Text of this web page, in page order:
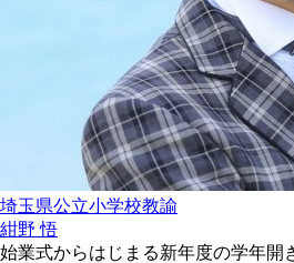
埼玉県公立小学校教諭
紺野 悟
始業式からはじまる新年度の学年開